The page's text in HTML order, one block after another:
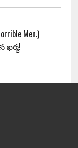
Men.)
ఖర్మ!